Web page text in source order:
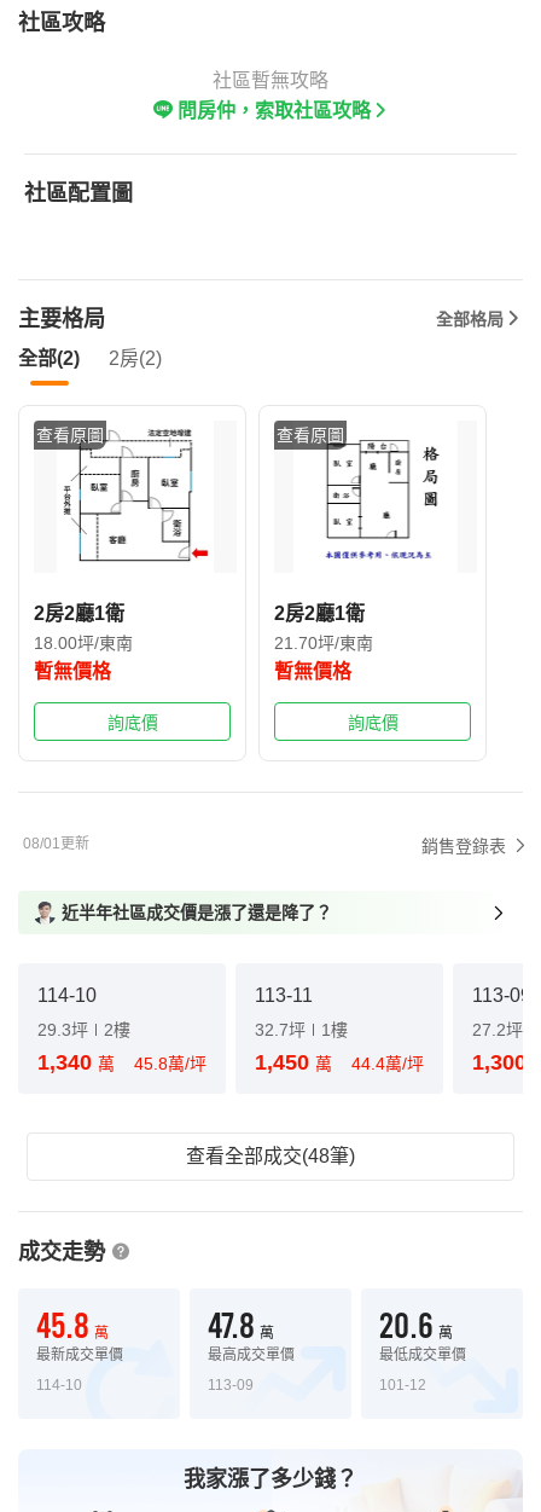
社區攻略
社區暫無攻略
問房仲，索取社區攻略
社區配置圖
主要格局 全部格局
全部(2) 2房(2)
查看原圖
2房2廳1衛
18.00坪/東南
暫無價格
詢底價
查看原圖
2房2廳1衛
21.70坪/東南
暫無價格
詢底價
08/01更新 銷售登錄表
近半年社區成交價是漲了還是降了？
114-10
29.3坪 2樓
1,340 萬 45.8萬/坪
113-11
32.7坪 1樓
1,450 萬 44.4萬/坪
113-09
27.2坪
1,300
查看全部成交(48筆)
成交走勢
45.8 萬
最新成交單價
114-10
47.8 萬
最高成交單價
113-09
20.6 萬
最低成交單價
101-12
我家漲了多少錢？